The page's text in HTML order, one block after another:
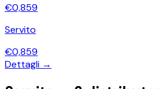
€0,859
Servito
€0,859
Dettagli →